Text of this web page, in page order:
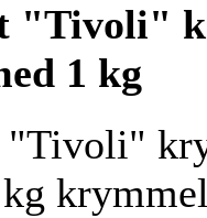
"Tivoli"
1 kg